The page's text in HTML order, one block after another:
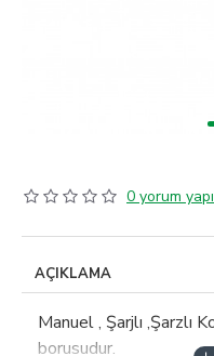
0 yorum
AÇIKLAMA
Manuel , Şarjlı ,Şarzlı
borusudur.